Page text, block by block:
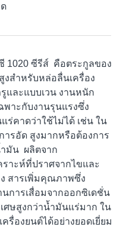
1020 ซีรีส์ คือตระกูลของ
สำหรับหล่อลื่นเครื่อง
และแบบเวน งานหนัก
พาะกับงานรุนแรงซึ่ง
คาดว่าใช้ไม่ได้ เช่น ใน
รอัด สูงมากหรือต้องการ
ำมัน ผลิตจาก
ราะห์ที่ปราศจากไขและ
สารเพิ่มคุณภาพซึ่ง
การเสื่อมจากออกซิเดชั่น
ศษสูงกว่าน้ำมันแร่มาก ใน
รื่องยนต์ได้อย่างยอดเยี่ยม